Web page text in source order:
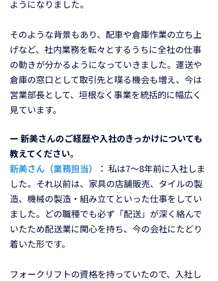
ようになりました。
そのような背景もあり、配車や倉庫作業の立ち上
げなど、社内業務を転々とするうちに全社の仕事
の動きが分かるようになっていきました。運送や
倉庫の窓口として取引先と喋る機会も増え、今は
営業部長として、垣根なく事業を統括的に幅広く
見ています。
ー 新美さんのご経歴や入社のきっかけについても
教えてください。
新美さん（業務担当）
： 私は7〜8年前に入社しま
した。それ以前は、家具の店舗販売、タイルの製
造、機械の製造・組み立てといった仕事をしてい
ました。どの職種でも必ず「配送」が深く絡んで
いたため配送業に関心を持ち、今の会社にたどり
着いた形です。
フォークリフトの資格を持っていたので、入社し